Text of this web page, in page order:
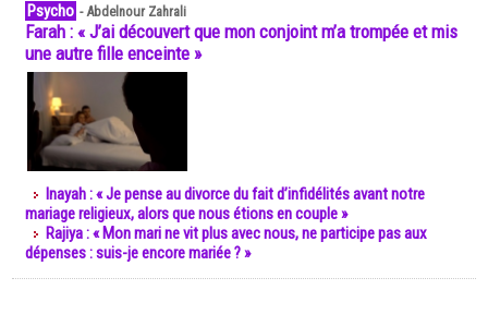
Psycho -Abdelnour Zahrali
Farah : « J’ai découvert que mon conjoint m’a trompée et mis
une autre fille enceinte »
Inayah : « Je pense au divorce du fait d’infidélités avant notre
mariage religieux, alors que nous étions en couple »
Rajiya : « Mon mari ne vit plus avec nous, ne participe pas aux
dépenses : suis-je encore mariée ? »